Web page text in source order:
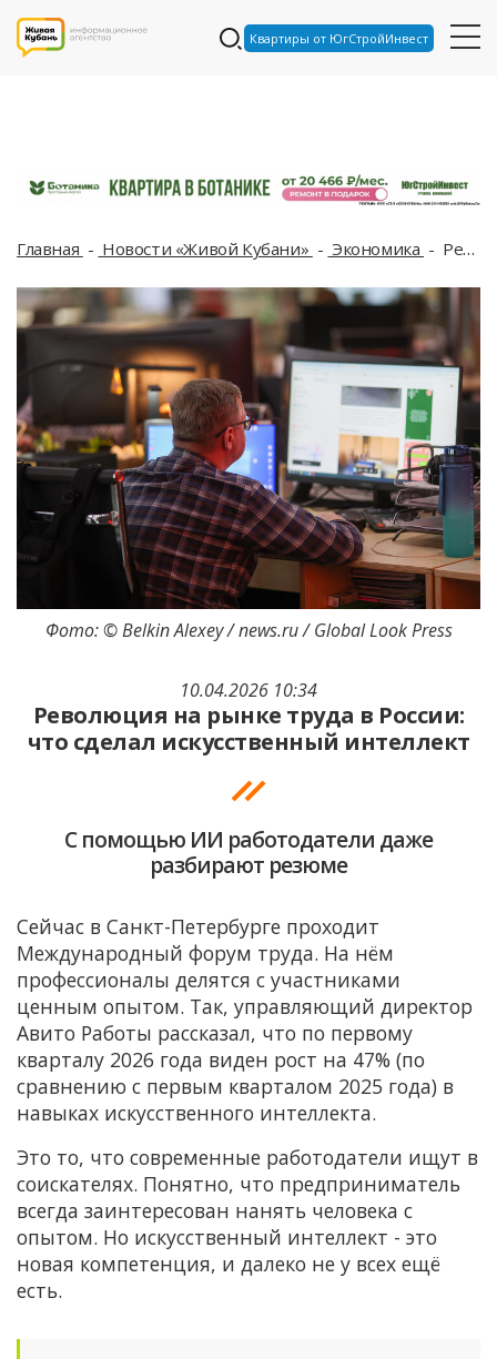
Квартиры от ЮгСтройИнвест
Главная Новости «Живой Кубани» Экономика Революция на рынке труда в России: что сделал искусственный интеллект
10.04.2026 10:34
Революция на рынке труда в России:
что сделал искусственный интеллект
С помощью ИИ работодатели даже
разбирают резюме
Фото: © Belkin Alexey / news.ru / Global Look Press
Сейчас в Санкт-Петербурге проходит
Международный форум труда. На нём
профессионалы делятся с участниками
ценным опытом. Так, управляющий директор
Авито Работы рассказал, что по первому
кварталу 2026 года виден рост на 47% (по
сравнению с первым кварталом 2025 года) в
навыках искусственного интеллекта.
Это то, что современные работодатели ищут в
соискателях. Понятно, что предприниматель
всегда заинтересован нанять человека с
опытом. Но искусственный интеллект - это
новая компетенция, и далеко не у всех ещё
есть.